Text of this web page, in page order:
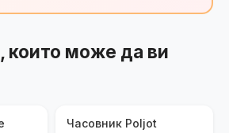
които може да ви
Часовник Poljot